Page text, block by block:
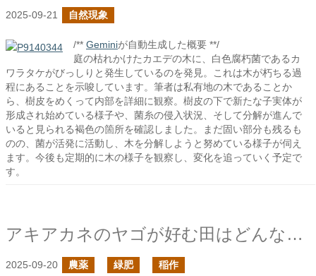
2025-09-21 自然現象
/** Geminiが自動生成した概要 **/
庭の枯れかけたカエデの木に、白色腐朽菌であるカ
ワラタケがびっしりと発生しているのを発見。これは木が朽ちる過
程にあることを示唆しています。筆者は私有地の木であることか
ら、樹皮をめくって内部を詳細に観察。樹皮の下で新たな子実体が
形成され始めている様子や、菌糸の侵入状況、そして分解が進んで
いると見られる褐色の箇所を確認しました。まだ固い部分も残るも
のの、菌が活発に活動し、木を分解しようと努めている様子が伺え
ます。今後も定期的に木の様子を観察し、変化を追っていく予定で
す。
アキアカネのヤゴが好む田はどんなところ？
2025-09-20 農薬 緑肥 稲作